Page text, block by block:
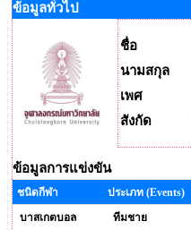
ข้อมูลทั่วไป
ชื่อ
นามสกุล
เพศ
สังกัด
ข้อมูลการแข่งขัน
ชนิดกีฬา
ประเภท (Events)
บาสเกตบอล
ทีมชาย